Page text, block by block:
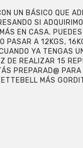
UN BÁSICO QUE
SI
EN CASA.
PASAR A 12KGS,
YA TENGAS
DE REALIZAR 15
PREPARAD@ PARA
MÁS